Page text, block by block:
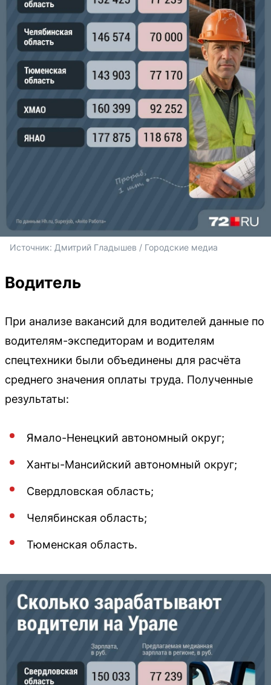
Источник: Дмитрий Гладышев / Городские медиа
Водитель
При анализе вакансий для водителей данные по
водителям-экспедиторам и водителям
спецтехники были объединены для расчёта
среднего значения оплаты труда. Полученные
результаты:
Ямало-Ненецкий автономный округ;
Ханты-Мансийский автономный округ;
Свердловская область;
Челябинская область;
Тюменская область.